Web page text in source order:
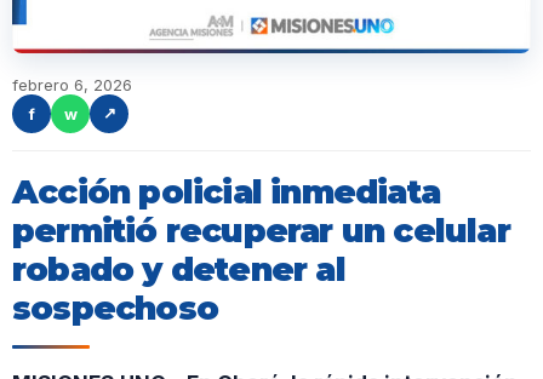
febrero 6, 2026
f
w ↗
Acción policial inmediata
permitió recuperar un celular
robado y detener al
sospechoso